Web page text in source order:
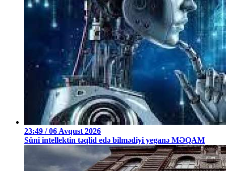
23:49 / 06 Avqust 2026
Süni intellektin təqlid edə bilmədiyi yeganə MƏQAM